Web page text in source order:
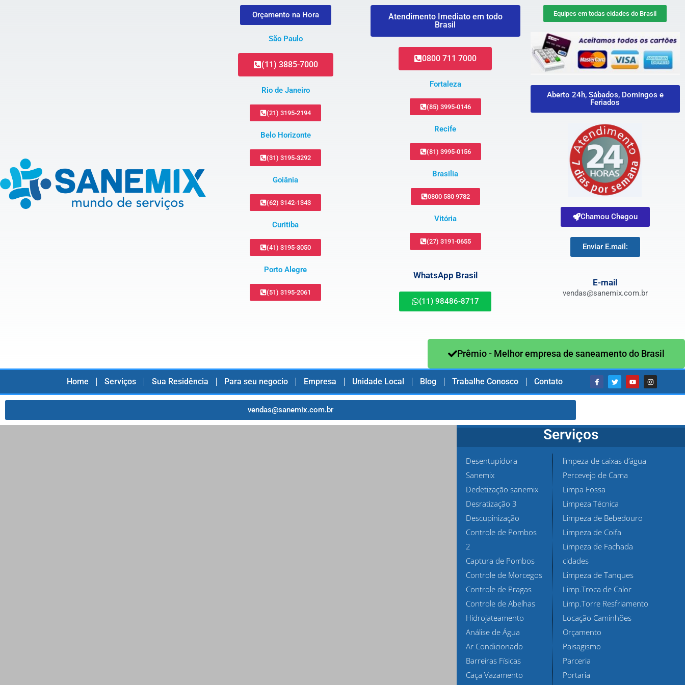
Orçamento na Hora
São Paulo
(11) 3885-7000
Rio de Janeiro
(21) 3195-2194
Belo Horizonte
(31) 3195-3292
Goiânia
(62) 3142-1343
Curitiba
(41) 3195-3050
Porto Alegre
(51) 3195-2061
Atendimento Imediato em todo
Brasil
0800 711 7000
Fortaleza
(85) 3995-0146
Recife
(81) 3995-0156
Brasilia
0800 580 9782
Vitória
(27) 3191-0655
WhatsApp Brasil
(11) 98486-8717
Equipes em todas cidades do Brasil
Aberto 24h, Sábados, Domingos e
Feriados
Chamou Chegou
Enviar E.mail:
E-mail
vendas@sanemix.com.br
Prêmio - Melhor empresa de saneamento do Brasil
Home Serviços Sua Residência Para seu negocio Empresa Unidade Local Blog Trabalhe Conosco Contato
vendas@sanemix.com.br
Serviços
Desentupidora
Sanemix
Dedetização sanemix
Desratização 3
Descupinização
Controle de Pombos
2
Captura de Pombos
Controle de Morcegos
Controle de Pragas
Controle de Abelhas
Hidrojateamento
Análise de Água
Ar Condicionado
Barreiras Físicas
Caça Vazamento
limpeza de caixas d’água
Percevejo de Cama
Limpa Fossa
Limpeza Técnica
Limpeza de Bebedouro
Limpeza de Coifa
Limpeza de Fachada
cidades
Limpeza de Tanques
Limp.Troca de Calor
Limp.Torre Resfriamento
Locação Caminhões
Orçamento
Paisagismo
Parceria
Portaria